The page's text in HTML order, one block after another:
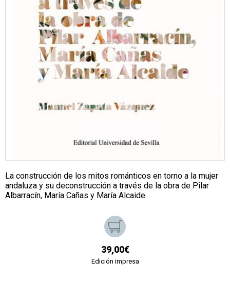
La construcción de los mitos románticos en torno a la mujer
andaluza y su deconstrucción a través de la obra de Pilar
Albarracín, María Cañas y María Alcaide
39,00€
Edición impresa